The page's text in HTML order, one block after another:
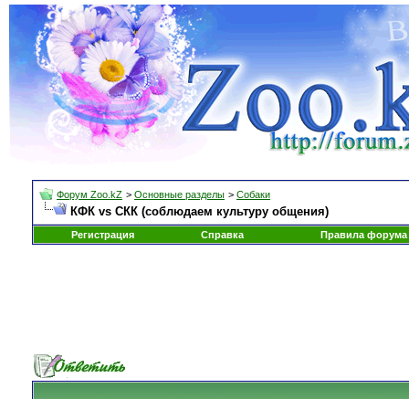
Форум Zoo.kZ > Основные разделы > Собаки
КФК vs СКК (соблюдаем культуру общения)
Регистрация Справка Правила форума